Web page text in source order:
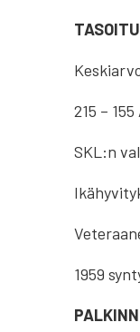
215 –
SKL:n
1959